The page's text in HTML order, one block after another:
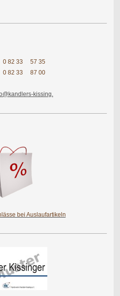
0 82 33
57 35
0 82 33 87 00
kissing.
bei Auslaufartikeln